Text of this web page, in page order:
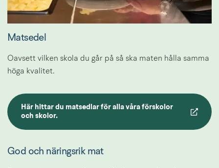
Matsedel
Oavsett vilken skola du går på så ska maten hålla samma
höga kvalitet.
Här hittar du matsedlar för alla våra förskolor
och skolor.
Länk till annan webbplats.
God och näringsrik mat